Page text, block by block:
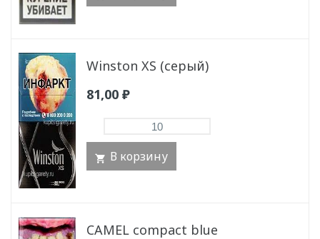
Winston XS (серый)
81,00 ₽
В корзину
CAMEL compact blue